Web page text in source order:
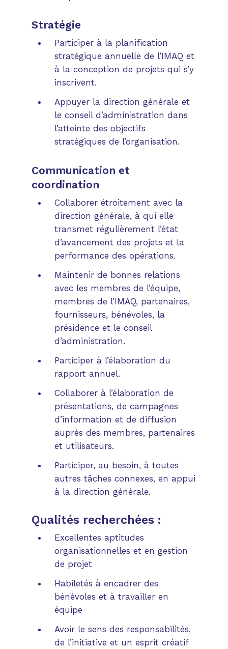
Stratégie
Participer à la planification
stratégique annuelle de l’IMAQ et
à la conception de projets qui s’y
inscrivent.
Appuyer la direction générale et
le conseil d’administration dans
l’atteinte des objectifs
stratégiques de l’organisation.
Communication et
coordination
Collaborer étroitement avec la
direction générale, à qui elle
transmet régulièrement l’état
d’avancement des projets et la
performance des opérations.
Maintenir de bonnes relations
avec les membres de l’équipe,
membres de l’IMAQ, partenaires,
fournisseurs, bénévoles, la
présidence et le conseil
d’administration.
Participer à l’élaboration du
rapport annuel.
Collaborer à l’élaboration de
présentations, de campagnes
d’information et de diffusion
auprès des membres, partenaires
et utilisateurs.
Participer, au besoin, à toutes
autres tâches connexes, en appui
à la direction générale.
Qualités recherchées :
Excellentes aptitudes
organisationnelles et en gestion
de projet
Habiletés à encadrer des
bénévoles et à travailler en
équipe
Avoir le sens des responsabilités,
de l’initiative et un esprit créatif